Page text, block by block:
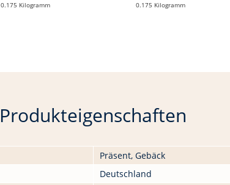
0.175 Kilogramm 0.175 Kilogramm
Produkteigenschaften
Präsent, Gebäck
Deutschland